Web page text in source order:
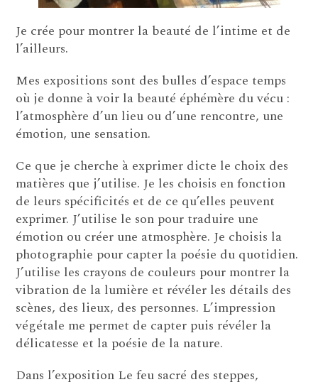
Je crée pour montrer la beauté de l’intime et de
l’ailleurs.
Mes expositions sont des bulles d’espace temps
où je donne à voir la beauté éphémère du vécu :
l’atmosphère d’un lieu ou d’une rencontre, une
émotion, une sensation.
Ce que je cherche à exprimer dicte le choix des
matières que j’utilise. Je les choisis en fonction
de leurs spécificités et de ce qu’elles peuvent
exprimer. J’utilise le son pour traduire une
émotion ou créer une atmosphère. Je choisis la
photographie pour capter la poésie du quotidien.
J’utilise les crayons de couleurs pour montrer la
vibration de la lumière et révéler les détails des
scènes, des lieux, des personnes. L’impression
végétale me permet de capter puis révéler la
délicatesse et la poésie de la nature.
Dans l’exposition Le feu sacré des steppes,